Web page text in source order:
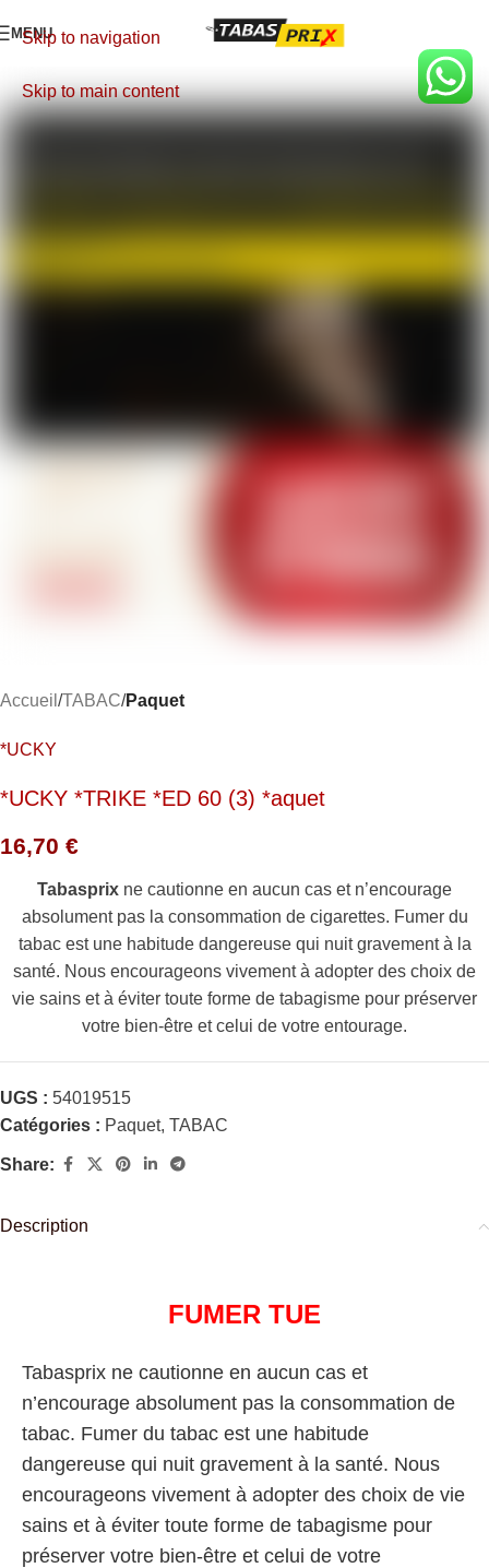
Skip to navigation
Skip to main content
MENU
Accueil TABAC Paquet
*UCKY
*UCKY *TRIKE *ED 60 (3) *aquet
16,70 €
Tabasprix ne cautionne en aucun cas et n’encourage
absolument pas la consommation de cigarettes. Fumer du
tabac est une habitude dangereuse qui nuit gravement à la
santé. Nous encourageons vivement à adopter des choix de
vie sains et à éviter toute forme de tabagisme pour préserver
votre bien-être et celui de votre entourage.
UGS : 54019515
Catégories : Paquet, TABAC
Share:
Description
FUMER TUE
Tabasprix ne cautionne en aucun cas et
n’encourage absolument pas la consommation de
tabac. Fumer du tabac est une habitude
dangereuse qui nuit gravement à la santé. Nous
encourageons vivement à adopter des choix de vie
sains et à éviter toute forme de tabagisme pour
préserver votre bien-être et celui de votre